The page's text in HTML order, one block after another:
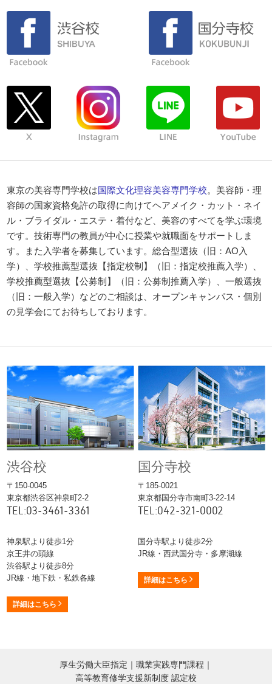
東京の美容専門学校は 国際文化理容美容専門学校。美容師・理
容師の国家資格免許の取得に向けてヘアメイク・カット・ネイ
ル・ブライダル・エステ・着付など、美容のすべてを学ぶ環境
です。技術専門の教員が中心に授業や就職面をサポートしま
す。また入学者を募集しています。総合型選抜（旧：AO入
学）、学校推薦型選抜【指定校制】（旧：指定校推薦入学）、
学校推薦型選抜【公募制】（旧：公募制推薦入学）、一般選抜
（旧：一般入学）などのご相談は、オープンキャンパス・個別
の見学会にてお待ちしております。
渋谷校
〒150-0045
東京都渋谷区神泉町2-2
TEL:03-3461-3361
神泉駅より徒歩1分
京王井の頭線
渋谷駅より徒歩8分
JR線・地下鉄・私鉄各線
詳細はこちら
国分寺校
〒185-0021
東京都国分寺市南町3-22-14
TEL:042-321-0002
国分寺駅より徒歩2分
JR線・西武国分寺・多摩湖線
詳細はこちら
厚生労働大臣指定｜職業実践専門課程｜
高等教育修学支援新制度 認定校